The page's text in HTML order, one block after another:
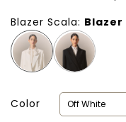
Blazer Scala:
Color